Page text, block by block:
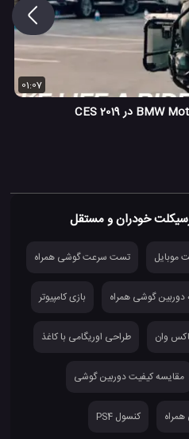
01:07
خودران و مستقل
تست سرعت گوشی همراه
دوربین گوشی همراه بازی کامپیوتر
وان طراحی اوریگامی با کاغذ
مقایسه کیفیت دوربین گوشی
کنسول PS4